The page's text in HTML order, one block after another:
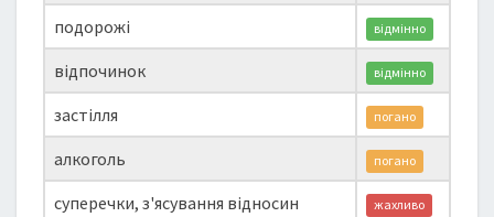
подорожі відмінно
відпочинок відмінно
застілля погано
алкоголь погано
суперечки, з'ясування відносин жахливо